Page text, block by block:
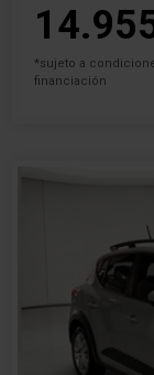
*sujeto a
financiación